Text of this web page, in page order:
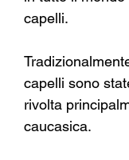
capelli.
capelli sono
rivolta
caucasica.